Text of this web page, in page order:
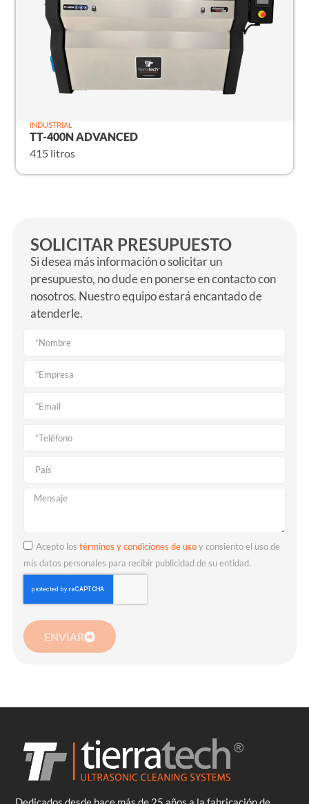
INDUSTRIAL
TT-400N ADVANCED
415 litros
SOLICITAR PRESUPUESTO
Si desea más información o solicitar un
presupuesto, no dude en ponerse en contacto con
nosotros. Nuestro equipo estará encantado de
atenderle.
Acepto lostérminos y condiciones de usoy consiento el uso de
mis datos personales para recibir publicidad de su entidad.
ENVIAR